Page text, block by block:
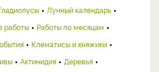
Лунный календарь
работы
Работы по месяцам
Клематисы и княжики
Актинидия
Деревья